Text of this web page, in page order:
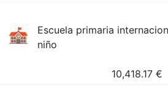
Escuela primaria
niño
10,418.17 €